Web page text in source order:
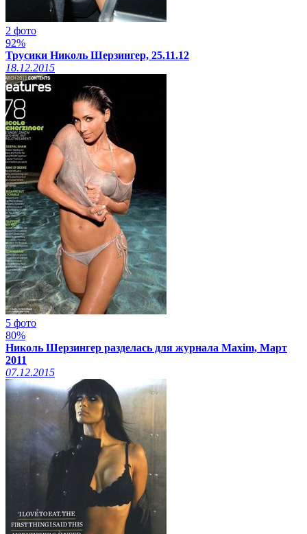
2 фото
92%
Трусики Николь Шерзингер, 25.11.12
18.12.2015
5 фото
80%
Николь Шерзингер разделась для журнала Maxim, Март
2011
07.12.2015